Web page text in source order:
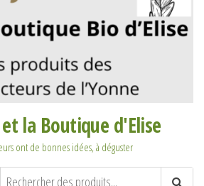
la Boutique d'Elise
ont de bonnes idées, à déguster